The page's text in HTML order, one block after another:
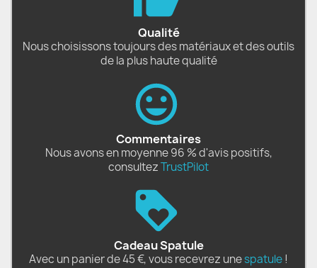
Qualité
Nous choisissons toujours des matériaux et des outils
de la plus haute qualité
Commentaires
Nous avons en moyenne 96 % d'avis positifs,
consultezTrustPilot
Cadeau Spatule
Avec un panier de 45 €, vous recevrez unespatule !